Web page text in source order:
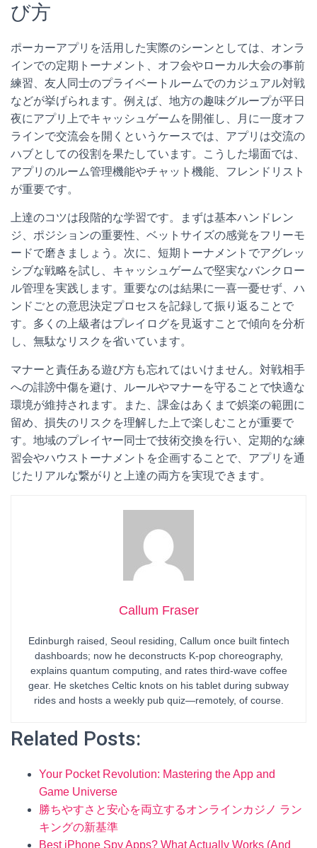
び方
ポーカーアプリを活用した実際のシーンとしては、オンラ
インでの定期トーナメント、オフ会やローカル大会の事前
練習、友人同士のプライベートルームでのカジュアル対戦
などが挙げられます。例えば、地方の趣味グループが平日
夜にアプリ上でキャッシュゲームを開催し、月に一度オフ
ラインで交流会を開くというケースでは、アプリは交流の
ハブとしての役割を果たしています。こうした場面では、
アプリのルーム管理機能やチャット機能、フレンドリスト
が重要です。
上達のコツは段階的な学習です。まずは基本ハンドレン
ジ、ポジションの重要性、ベットサイズの感覚をフリーモ
ードで磨きましょう。次に、短期トーナメントでアグレッ
シブな戦略を試し、キャッシュゲームで堅実なバンクロー
ル管理を実践します。重要なのは結果に一喜一憂せず、ハ
ンドごとの意思決定プロセスを記録して振り返ることで
す。多くの上級者はプレイログを見返すことで傾向を分析
し、無駄なリスクを省いています。
マナーと責任ある遊び方も忘れてはいけません。対戦相手
への誹謗中傷を避け、ルールやマナーを守ることで快適な
環境が維持されます。また、課金はあくまで娯楽の範囲に
留め、損失のリスクを理解した上で楽しむことが重要で
す。地域のプレイヤー同士で技術交換を行い、定期的な練
習会やハウストーナメントを企画することで、アプリを通
じたリアルな繋がりと上達の両方を実現できます。
Callum Fraser
Edinburgh raised, Seoul residing, Callum once built fintech
dashboards; now he deconstructs K-pop choreography,
explains quantum computing, and rates third-wave coffee
gear. He sketches Celtic knots on his tablet during subway
rides and hosts a weekly pub quiz—remotely, of course.
Related Posts:
Your Pocket Revolution: Mastering the App and
Game Universe
勝ちやすさと安心を両立するオンラインカジノ ラン
キングの新基準
Best iPhone Spy Apps? What Actually Works (And